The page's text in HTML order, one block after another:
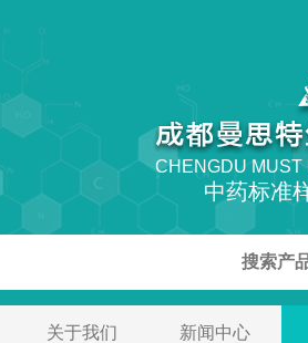
CHENGDU MUST
中药标准
关于我们 新闻中心